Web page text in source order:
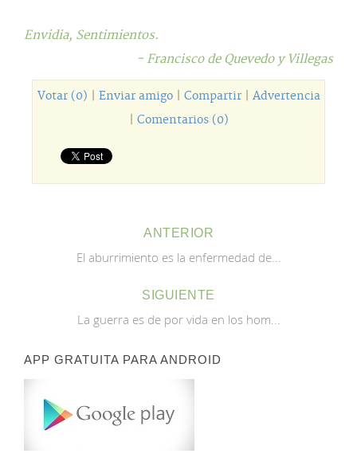
Envidia, Sentimientos.
- Francisco de Quevedo y Villegas
Votar (0) Enviar amigo| Compartir| Advertencia
Comentarios (0)
ANTERIOR
El aburrimiento es la enfermedad de...
SIGUIENTE
La guerra es de por vida en los hom...
APP GRATUITA PARA ANDROID